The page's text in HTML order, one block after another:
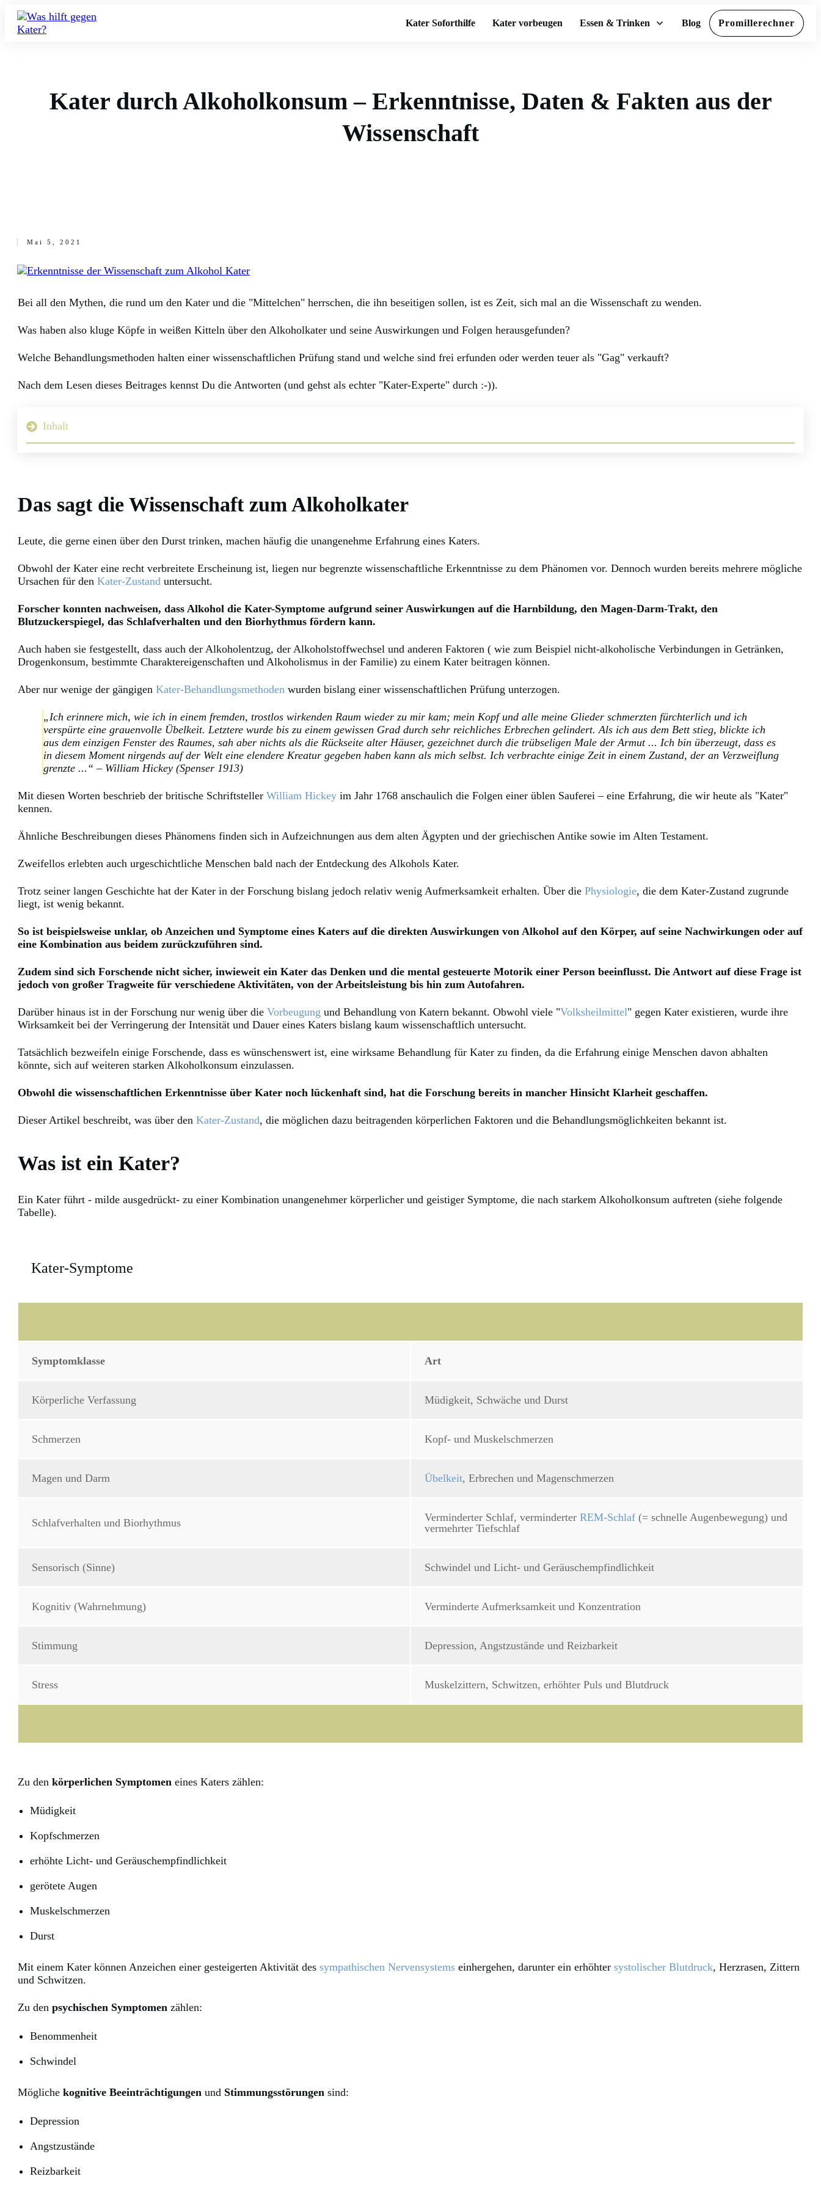
Kater Soforthilfe Kater vorbeugen Essen & Trinken Blog Promillerechner
Kater durch Alkoholkonsum – Erkenntnisse, Daten & Fakten aus der
Wissenschaft
Mai 5, 2021
Bei all den Mythen, die rund um den Kater und die "Mittelchen" herrschen, die ihn beseitigen sollen, ist es Zeit, sich mal an die Wissenschaft zu wenden.
Was haben also kluge Köpfe in weißen Kitteln über den Alkoholkater und seine Auswirkungen und Folgen herausgefunden?
Welche Behandlungsmethoden halten einer wissenschaftlichen Prüfung stand und welche sind frei erfunden oder werden teuer als "Gag" verkauft?
Nach dem Lesen dieses Beitrages kennst Du die Antworten (und gehst als echter "Kater-Experte" durch :-)).
Inhalt
Das sagt die Wissenschaft zum Alkoholkater
Leute, die gerne einen über den Durst trinken, machen häufig die unangenehme Erfahrung eines Katers.
Obwohl der Kater eine recht verbreitete Erscheinung ist, liegen nur begrenzte wissenschaftliche Erkenntnisse zu dem Phänomen vor. Dennoch wurden bereits mehrere mögliche
Ursachen für den Kater-Zustand untersucht.
Forscher konnten nachweisen, dass Alkohol die Kater-Symptome aufgrund seiner Auswirkungen auf die Harnbildung, den Magen-Darm-Trakt, den
Blutzuckerspiegel, das Schlafverhalten und den Biorhythmus fördern kann.
Auch haben sie festgestellt, dass auch der Alkoholentzug, der Alkoholstoffwechsel und anderen Faktoren ( wie zum Beispiel nicht-alkoholische Verbindungen in Getränken,
Drogenkonsum, bestimmte Charaktereigenschaften und Alkoholismus in der Familie) zu einem Kater beitragen können.
Aber nur wenige der gängigen Kater-Behandlungsmethoden wurden bislang einer wissenschaftlichen Prüfung unterzogen.
„Ich erinnere mich, wie ich in einem fremden, trostlos wirkenden Raum wieder zu mir kam; mein Kopf und alle meine Glieder schmerzten fürchterlich und ich
verspürte eine grauenvolle Übelkeit. Letztere wurde bis zu einem gewissen Grad durch sehr reichliches Erbrechen gelindert. Als ich aus dem Bett stieg, blickte ich
aus dem einzigen Fenster des Raumes, sah aber nichts als die Rückseite alter Häuser, gezeichnet durch die trübseligen Male der Armut ... Ich bin überzeugt, dass es
in diesem Moment nirgends auf der Welt eine elendere Kreatur gegeben haben kann als mich selbst. Ich verbrachte einige Zeit in einem Zustand, der an Verzweiflung
grenzte ...“ – William Hickey (Spenser 1913)
Mit diesen Worten beschrieb der britische Schriftsteller William Hickey im Jahr 1768 anschaulich die Folgen einer üblen Sauferei – eine Erfahrung, die wir heute als "Kater"
kennen.
Ähnliche Beschreibungen dieses Phänomens finden sich in Aufzeichnungen aus dem alten Ägypten und der griechischen Antike sowie im Alten Testament.
Zweifellos erlebten auch urgeschichtliche Menschen bald nach der Entdeckung des Alkohols Kater.
Trotz seiner langen Geschichte hat der Kater in der Forschung bislang jedoch relativ wenig Aufmerksamkeit erhalten. Über die Physiologie, die dem Kater-Zustand zugrunde
liegt, ist wenig bekannt.
So ist beispielsweise unklar, ob Anzeichen und Symptome eines Katers auf die direkten Auswirkungen von Alkohol auf den Körper, auf seine Nachwirkungen oder auf
eine Kombination aus beidem zurückzuführen sind.
Zudem sind sich Forschende nicht sicher, inwieweit ein Kater das Denken und die mental gesteuerte Motorik einer Person beeinflusst. Die Antwort auf diese Frage ist
jedoch von großer Tragweite für verschiedene Aktivitäten, von der Arbeitsleistung bis hin zum Autofahren.
Darüber hinaus ist in der Forschung nur wenig über die Vorbeugung und Behandlung von Katern bekannt. Obwohl viele "Volksheilmittel" gegen Kater existieren, wurde ihre
Wirksamkeit bei der Verringerung der Intensität und Dauer eines Katers bislang kaum wissenschaftlich untersucht.
Tatsächlich bezweifeln einige Forschende, dass es wünschenswert ist, eine wirksame Behandlung für Kater zu finden, da die Erfahrung einige Menschen davon abhalten
könnte, sich auf weiteren starken Alkoholkonsum einzulassen.
Obwohl die wissenschaftlichen Erkenntnisse über Kater noch lückenhaft sind, hat die Forschung bereits in mancher Hinsicht Klarheit geschaffen.
Dieser Artikel beschreibt, was über den Kater-Zustand, die möglichen dazu beitragenden körperlichen Faktoren und die Behandlungsmöglichkeiten bekannt ist.
Was ist ein Kater?
Ein Kater führt - milde ausgedrückt- zu einer Kombination unangenehmer körperlicher und geistiger Symptome, die nach starkem Alkoholkonsum auftreten (siehe folgende
Tabelle).
Kater-Symptome
Symptomklasse Art
Körperliche Verfassung Müdigkeit, Schwäche und Durst
Schmerzen Kopf- und Muskelschmerzen
Magen und Darm Übelkeit, Erbrechen und Magenschmerzen
Schlafverhalten und Biorhythmus Verminderter Schlaf, verminderter REM-Schlaf (= schnelle Augenbewegung) und
vermehrter Tiefschlaf
Sensorisch (Sinne) Schwindel und Licht- und Geräuschempfindlichkeit
Kognitiv (Wahrnehmung) Verminderte Aufmerksamkeit und Konzentration
Stimmung Depression, Angstzustände und Reizbarkeit
Stress Muskelzittern, Schwitzen, erhöhter Puls und Blutdruck
Zu den körperlichen Symptomen eines Katers zählen:
Müdigkeit
Kopfschmerzen
erhöhte Licht- und Geräuschempfindlichkeit
gerötete Augen
Muskelschmerzen
Durst
Mit einem Kater können Anzeichen einer gesteigerten Aktivität des sympathischen Nervensystems einhergehen, darunter ein erhöhter systolischer Blutdruck, Herzrasen, Zittern
und Schwitzen.
Zu den psychischen Symptomen zählen:
Benommenheit
Schwindel
Mögliche kognitive Beeinträchtigungen und Stimmungsstörungen sind:
Depression
Angstzustände
Reizbarkeit